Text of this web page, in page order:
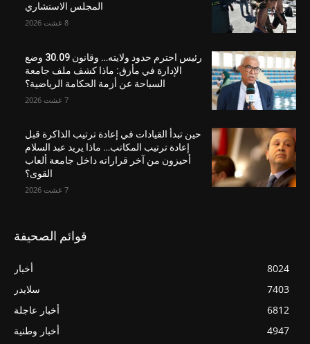
المجلس الاستشاري
8 غشت 2026
رئيس احترم حدود ولايته… وقانون 30.09 وضع
الإدارة في مأزق: ماذا كشف ملف جامعة
السباحة عن أزمة الحكامة الرياضية؟
7 غشت 2026
حين تبدأ القيادات في إعادة ترتيب الذاكرة قبل
إعادة ترتيب المكاتب… ماذا يريد عبد السلام
أحيزون من آخر قراراته داخل جامعة ألعاب
القوى؟
7 غشت 2026
قوائم الصحيفة
أخبار
8024
سلايدر
7403
أخبار عاجلة
6812
أخبار وطنية
4947